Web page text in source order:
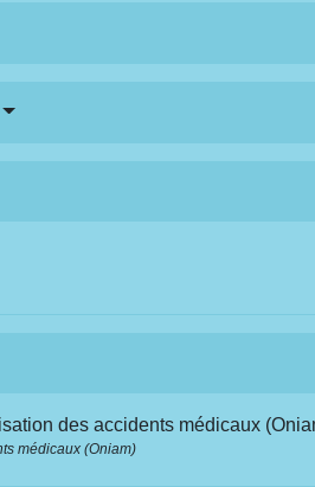
des accidents médicaux
médicaux (Oniam)